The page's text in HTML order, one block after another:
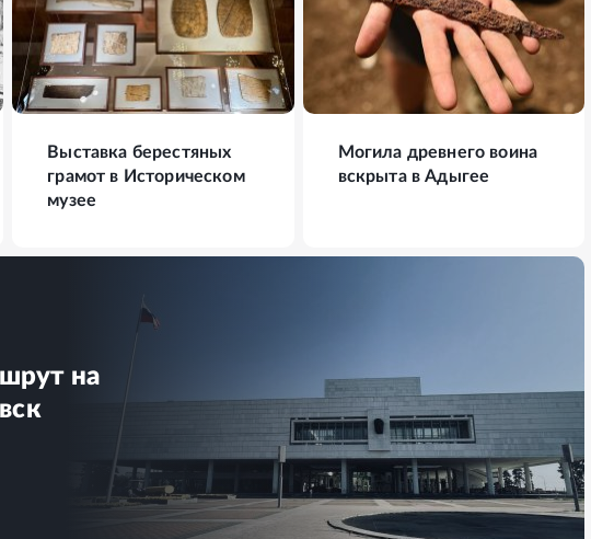
21ФОТО
Выставка берестяных
грамот в Историческом
музее
10 ФОТО
Могила древнего воина
вскрыта в Адыгее
на